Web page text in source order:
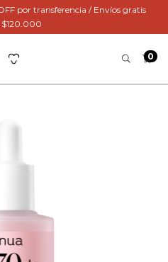
por transferencia / Envíos gratis
$120.000
0